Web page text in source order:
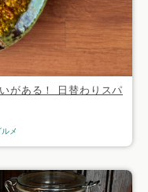
がある！ 日替わりスパ
ルメ